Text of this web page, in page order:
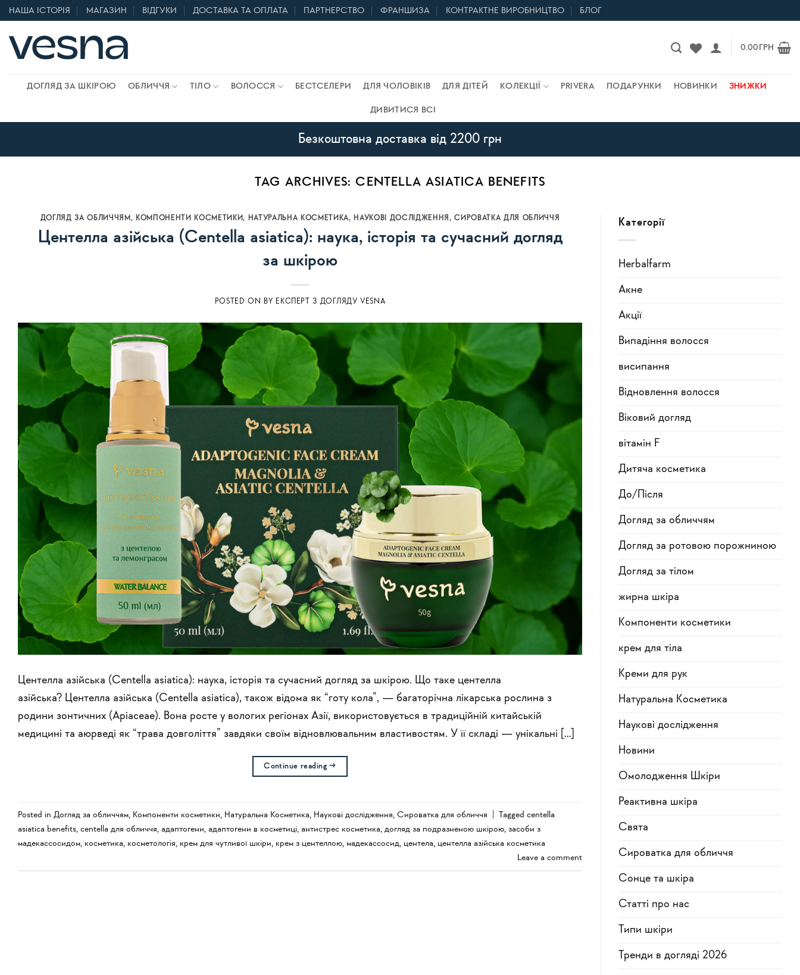
Skip
content
НАША ІСТОРІЯ МАГАЗИН ВІДГУКИ ДОСТАВКА ТА ОПЛАТА ПАРТНЕРСТВО ФРАНШИЗА КОНТРАКТНЕ ВИРОБНИЦТВО БЛОГ
0.00 ГРН
ДОГЛЯД ЗА ШКІРОЮ ОБЛИЧЧЯ ТІЛО ВОЛОССЯ БЕСТСЕЛЕРИ ДЛЯ ЧОЛОВІКІВ ДЛЯ ДІТЕЙ КОЛЕКЦІЇ PRIVERA ПОДАРУНКИ НОВИНКИ ЗНИЖКИ
ДИВИТИСЯ ВСІ
Безкоштовна доставка від 2200 грн
TAG ARCHIVES:CENTELLA ASIATICA BENEFITS
ДОГЛЯД ЗА ОБЛИЧЧЯМ, КОМПОНЕНТИ КОСМЕТИКИ, НАТУРАЛЬНА КОСМЕТИКА, НАУКОВІ ДОСЛІДЖЕННЯ ,СИРОВАТКА ДЛЯ ОБЛИЧЧЯ
Центелла азійська (Centella asiatica): наука, історія та сучасний догляд
за шкірою
POSTED ON BY ЕКСПЕРТ З ДОГЛЯДУ VESNA
Центелла азійська (Centella asiatica): наука, історія та сучасний догляд за шкірою. Що таке центелла
азійська? Центелла азійська (Centella asiatica), також відома як “готу кола”, — багаторічна лікарська рослина з
родини зонтичних (Apiaceae). Вона росте у вологих регіонах Азії, використовується в традиційній китайській
медицині та аюрведі як “трава довголіття” завдяки своїм відновлювальним властивостям. У її складі — унікальні […]
Continue reading→
Posted in Догляд за обличчям, Компоненти косметики, Натуральна Косметика, Наукові дослідження, Сироватка для обличчя Tagged centella
asiatica benefits, centella для обличчя, адаптогени, адаптогени в косметиці, антистрес косметика, догляд за подразненою шкірою, засоби з
мадекассосидом, косметика, косметологія, крем для чутливої шкіри, крем з центеллою, мадекассосид, центела, центелла азійська косметика
Leave a comment
Категорії
Herbalfarm
Акне
Акції
Випадіння волосся
висипання
Відновлення волосся
Віковий догляд
вітамін F
Дитяча косметика
До/Після
Догляд за обличчям
Догляд за ротовою порожниною
Догляд за тілом
жирна шкіра
Компоненти косметики
крем для тіла
Креми для рук
Натуральна Косметика
Наукові дослідження
Новини
Омолодження Шкіри
Реактивна шкіра
Свята
Сироватка для обличчя
Сонце та шкіра
Статті про нас
Типи шкіри
Тренди в догляді 2026